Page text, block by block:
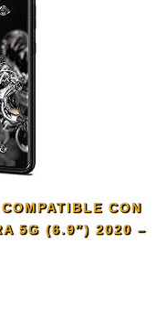
CON
5G (6.9″) 2020 –